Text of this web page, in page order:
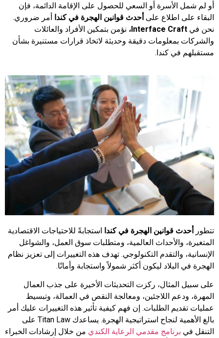
أو لم شمل الأسرة أو السعي للحصول على الإقامة الدائمة، فإن
البقاء على اطلاع علىأحدث قوانين الهجرة في كنداأمر ضروري.
نحن فيInterface Craft، نؤمن بتمكين الأفراد والعائلات
والشركات بمعلومات دقيقة وحديثة لاتخاذ قرارات مستنيرة بشأن
مستقبلهم في كندا.
تتطور أحدث قوانين الهجرة في كندااستجابةً للاحتياجات الاقتصادية
المتغيرة، والأحداث العالمية، ومتطلبات سوق العمل، والشواغل
الإنسانية، والتقدم التكنولوجي. تهدف هذه التغييرات إلى تعزيز نظام
الهجرة في البلاد ليكون أكثر شمولاً واستجابة وأمانًا.
على سبيل المثال، ركزت التحديثات الأخيرة على جذب العمال
المهرة، ودعم اللاجئين، ومعالجة النقص في العمالة، وتبسيط
عمليات تقديم الطلبات. إن فهم كيفية تأثير هذه التغييرات عليك أمر
بالغ الأهمية لنجاح استراتيجية الهجرة.
يساعدك Titan Law على
التنقل فيبرنامج مقدمي الرعاية الكنديمن خلال إرشادات الخبراء